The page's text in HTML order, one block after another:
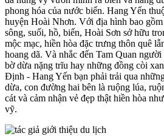
phong hóa của nước biển. Hang Yến
huyện Hoài Nhơn. Với địa hình bao
sông, suối, hồ, biển, Hoài Sơn sở hữu
mộc mạc, hiền hòa đặc trưng thôn quê
hoang dã. Và nhắc đến Tam Quan
bờ dừa nặng trĩu hay những đồng còi
Định - Hang Yến bạn phải trải qua
dừa, con đường hai bên là ruộng lúa,
cát và cảm nhận vẻ đẹp thật hiền hòa
vỹ.